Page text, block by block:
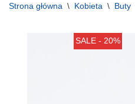
Strona główna \ Kobieta \ Buty
SALE - 20%